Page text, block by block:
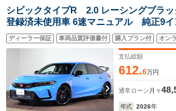
シビックタイプR 2.0 レーシングブラ
登録済未使用車 6速マニュアル 純正9イ
ビ ブルートゥース Bカメラ ETC2.0
イト パーキングセンサー ターボ ホン
グ 黒シート ワイヤレス充電 純正
ディーラー保証 車両品質評価書付 購入プラン付 オン
支払総額
612.6万円
通常ローン 月々
年式 2026年